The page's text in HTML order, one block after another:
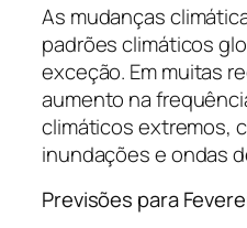
As mudanças
padrões climáticos
exceção. Em muitas
aumento na
climáticos extremos,
inundações e ondas
Previsões para